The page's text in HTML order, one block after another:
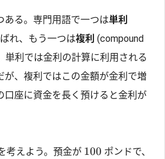
ある。専門用語で一つは単利
れ、もう一つは複利 (compound
利では金利の計算に利用される
が、複利ではこの金額が金利で増
口座に資金を長く預けると金利が
考えよう。預金が 100 ポンドで、